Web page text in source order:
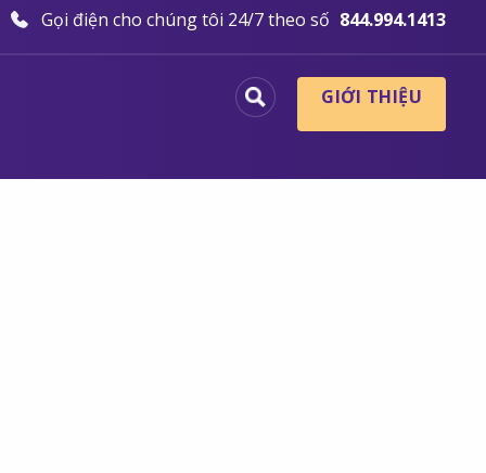
Gọi điện cho chúng tôi 24/7 theo số 844.994.1413
GIỚI THIỆU